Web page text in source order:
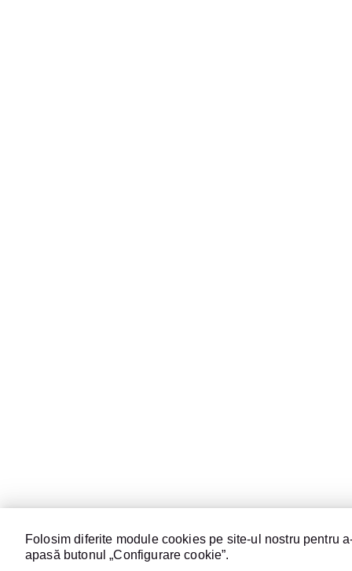
Folosim diferite module cookies pe site-ul nostru pentru
apasă butonul „Configurare cookie”.